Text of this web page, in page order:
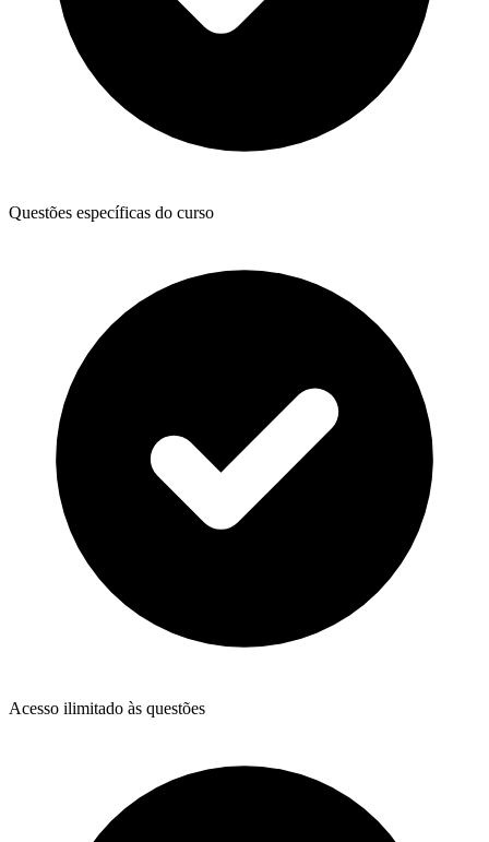
Questões específicas do curso
Acesso ilimitado às questões